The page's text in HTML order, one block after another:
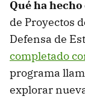
Qué ha
de Proyectos
Defensa de
completado
programa
explorar